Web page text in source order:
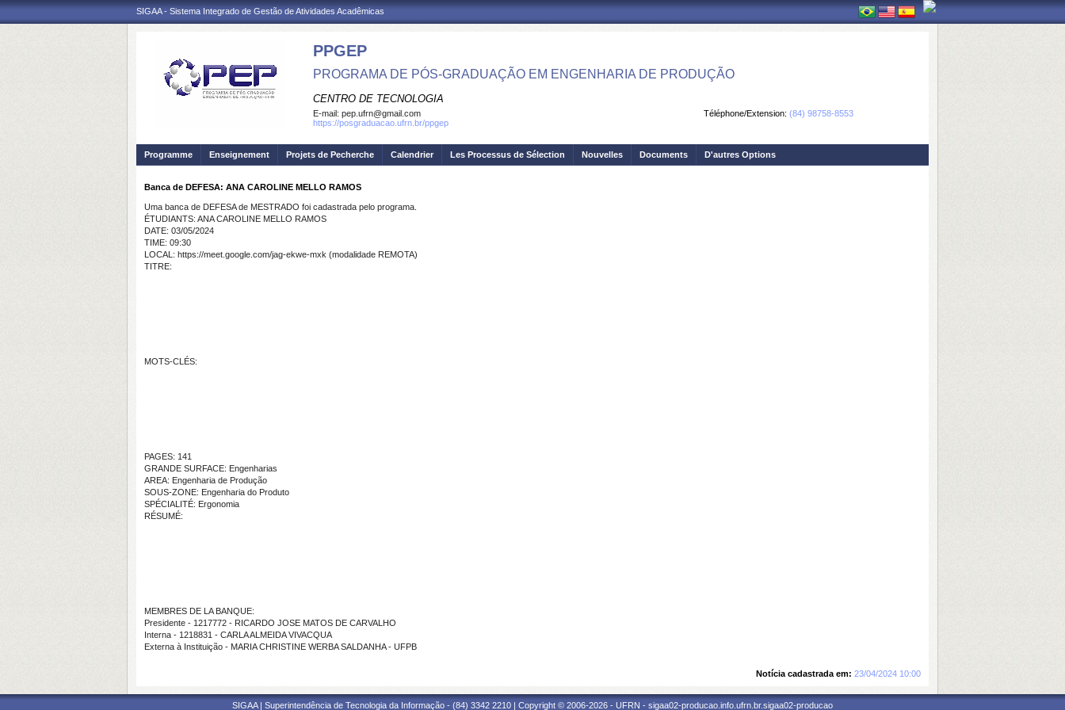
SIGAA - Sistema Integrado de Gestão de Atividades Acadêmicas
PPGEP
PROGRAMA DE PÓS-GRADUAÇÃO EM ENGENHARIA DE PRODUÇÃO
CENTRO DE TECNOLOGIA
Téléphone/Extension: (84) 98758-8553
E-mail: pep.ufrn@gmail.com
https://posgraduacao.ufrn.br/ppgep
Programme Enseignement Projets de Pecherche Calendrier Les Processus de Sélection Nouvelles Documents D'autres Options
Banca de DEFESA: ANA CAROLINE MELLO RAMOS
Uma banca de DEFESA de MESTRADO foi cadastrada pelo programa.
ÉTUDIANTS: ANA CAROLINE MELLO RAMOS
DATE: 03/05/2024
TIME: 09:30
LOCAL: https://meet.google.com/jag-ekwe-mxk (modalidade REMOTA)
TITRE:
MOTS-CLÉS:
PAGES: 141
GRANDE SURFACE: Engenharias
AREA: Engenharia de Produção
SOUS-ZONE: Engenharia do Produto
SPÉCIALITÉ: Ergonomia
RÉSUMÉ:
MEMBRES DE LA BANQUE:
Presidente - 1217772 - RICARDO JOSE MATOS DE CARVALHO
Interna - 1218831 - CARLA ALMEIDA VIVACQUA
Externa à Instituição - MARIA CHRISTINE WERBA SALDANHA - UFPB
Notícia cadastrada em: 23/04/2024 10:00
SIGAA | Superintendência de Tecnologia da Informação - (84) 3342 2210 | Copyright © 2006-2026 - UFRN - sigaa02-producao.info.ufrn.br.sigaa02-producao